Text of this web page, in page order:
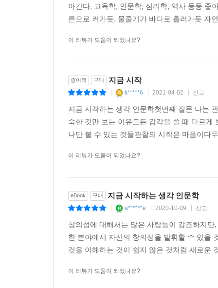
아간다. 교육학, 인문학, 심리학, 역사 등등 좋
른으로 커가듯, 물줄기가 바다로 흘러가듯 자
이 리뷰가 도움이 되었나요?
종이책 구매 지금 시작
k*****6 2021-04-02 신고
지금 시작하는 생각 인문학첫번째 질문 나는
숙한 것만 보는 이유모든 감각을 쓸 때 다르
나만 볼 수 있는 것들관찰의 시작은 마음이다
이 리뷰가 도움이 되었나요?
eBook 구매 지금 시작하는 생각 인문학
a******e 2020-10-09 신고
창의성에 대해서는 많은 사람들이 강조하지
한 분야에서 자신의 창의성을 발휘할 수 있을
것을 이해하는 것이 쉽지 않은 것처럼 새로운
이 리뷰가 도움이 되었나요?